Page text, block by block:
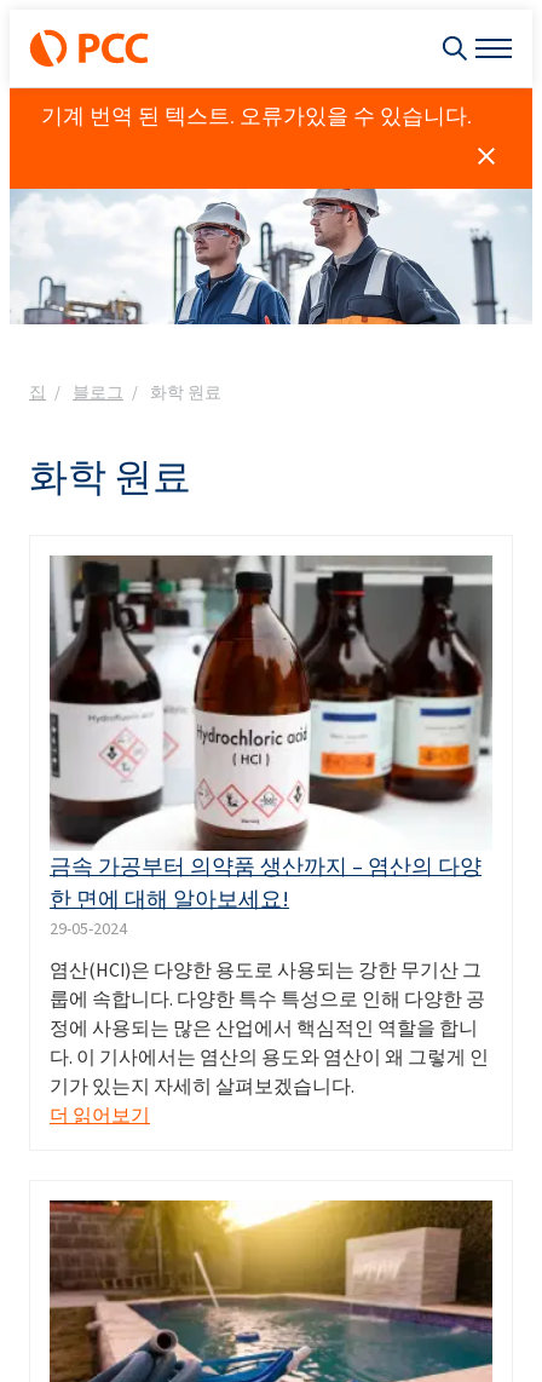
기계 번역 된 텍스트. 오류가있을 수 있습니다.
집 블로그 화학 원료
화학 원료
금속 가공부터 의약품 생산까지 – 염산의 다양
한 면에 대해 알아보세요!
29-05-2024
염산(HCl)은 다양한 용도로 사용되는 강한 무기산 그
룹에 속합니다. 다양한 특수 특성으로 인해 다양한 공
정에 사용되는 많은 산업에서 핵심적인 역할을 합니
다. 이 기사에서는 염산의 용도와 염산이 왜 그렇게 인
기가 있는지 자세히 살펴보겠습니다.
더 읽어보기